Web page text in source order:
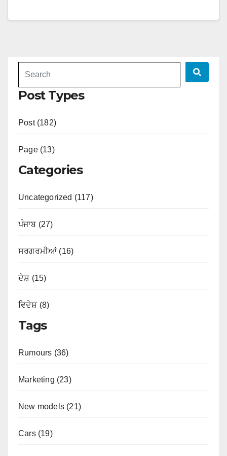
Post Types
Post (182)
Page (13)
Categories
Uncategorized (117)
ਪੰਜਾਬ (27)
ਸਰਗਰਮੀਆਂ (16)
ਦੇਸ਼ (15)
ਵਿਦੇਸ਼ (8)
Tags
Rumours (36)
Marketing (23)
New models (21)
Cars (19)